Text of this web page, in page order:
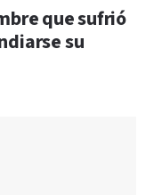
que sufrió
su